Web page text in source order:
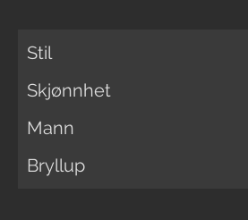
Stil
Skjønnhet
Mann
Bryllup